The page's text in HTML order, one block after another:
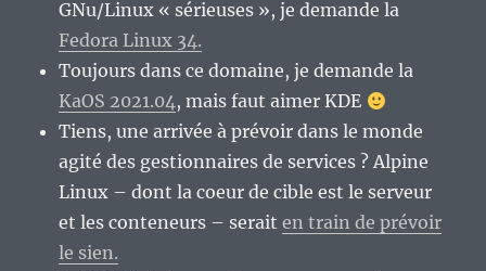
GNu/Linux « sérieuses », je demande la
Fedora Linux 34.
Toujours dans ce domaine, je demande la
KaOS 2021.04, mais faut aimer KDE
Tiens, une arrivée à prévoir dans le monde
agité des gestionnaires de services ? Alpine
Linux – dont la coeur de cible est le serveur
et les conteneurs – seraiten train de prévoir
le sien.